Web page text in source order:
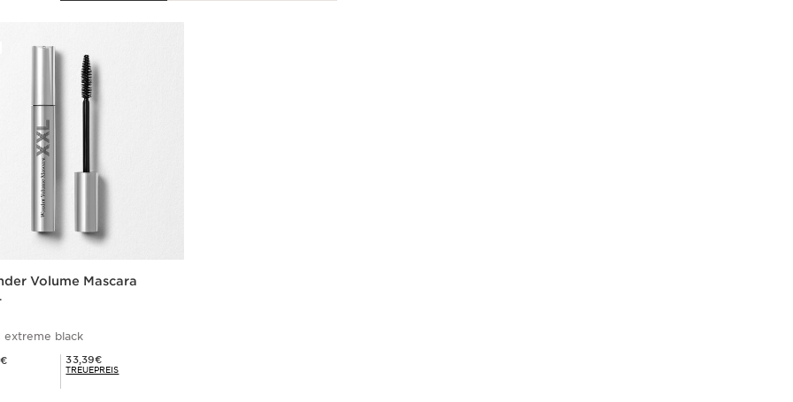
Volume Mascara
extreme black
Mitgliederpreis 33,39€
33,39€
TREUEPREIS